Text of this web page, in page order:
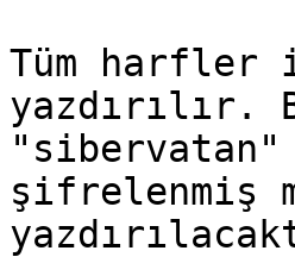
Tüm harfler
yazdırılır.
"sibervatan"
şifrelenmiş